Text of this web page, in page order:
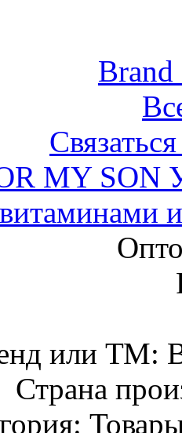
MY SON
витаминами
или ТМ:
Страна